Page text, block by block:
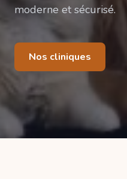
moderne et sécurisé.
Nos cliniques